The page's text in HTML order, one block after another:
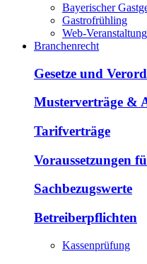
Bayerischer
Gastrofrühling
Web-
Branchenrecht
Gesetze und
Musterverträge &
Tarifverträge
Voraussetzungen
Sachbezugswerte
Betreiberpflichten
Kassenprüfung